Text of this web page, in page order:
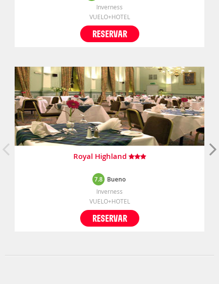
Inverness
VUELO+HOTEL
RESERVAR
Royal Highland
7.8 Bueno
Inverness
VUELO+HOTEL
RESERVAR